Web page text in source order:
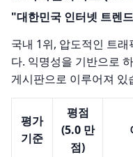
"대한민국 인터넷 트렌
국내 1위, 압도적인 트
다. 익명성을 기반으로
게시판으로 이루어져 있
평가
기준
평점
(5.0 만
점)